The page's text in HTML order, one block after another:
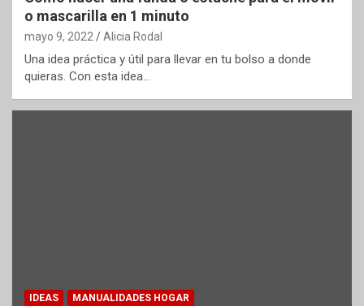
o mascarilla en 1 minuto
mayo 9, 2022 Alicia Rodal
Una idea práctica y útil para llevar en tu bolso a donde
quieras. Con esta idea…
IDEAS MANUALIDADES HOGAR